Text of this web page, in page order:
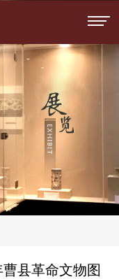
县革命文物图